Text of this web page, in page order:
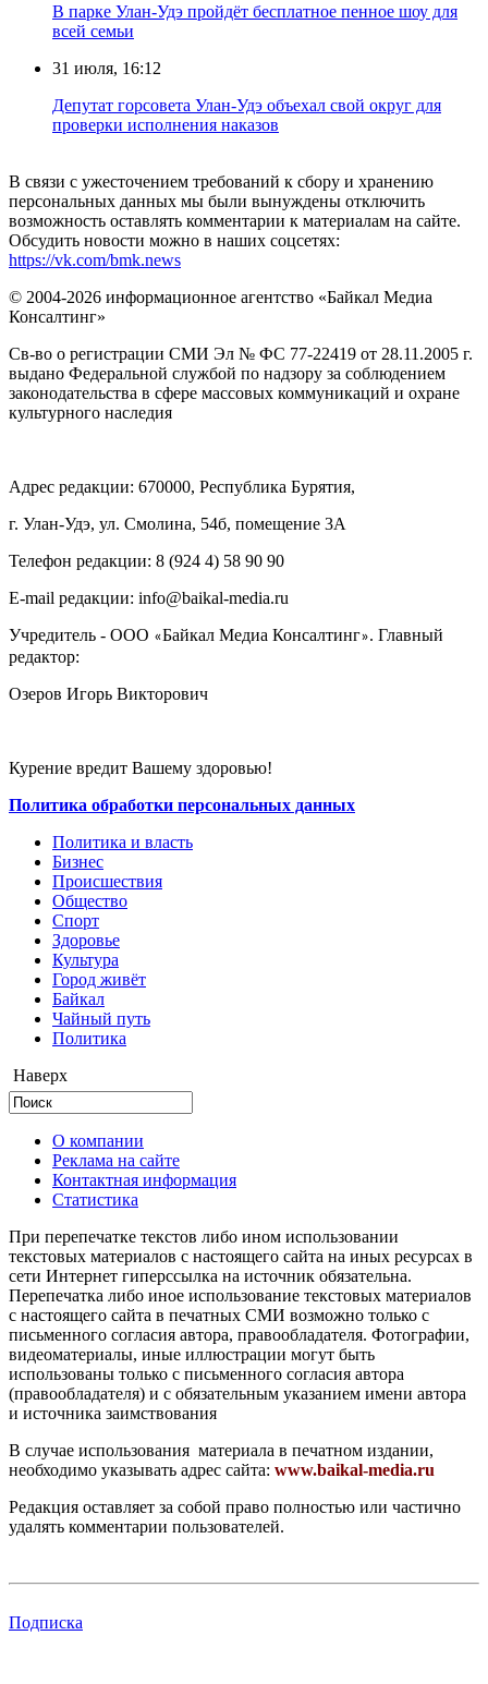
В парке Улан-Удэ пройдёт бесплатное пенное шоу для
всей семьи
31 июля, 16:12
Депутат горсовета Улан-Удэ объехал свой округ для
проверки исполнения наказов
В связи с ужесточением требований к сбору и хранению
персональных данных мы были вынуждены отключить
возможность оставлять комментарии к материалам на сайте.
Обсудить новости можно в наших соцсетях:
https://vk.com/bmk.news
© 2004-2026 информационное агентство «Байкал Медиа
Консалтинг»
Св-во о регистрации СМИ Эл № ФС 77-22419 от 28.11.2005 г.
выдано Федеральной службой по надзору за соблюдением
законодательства в сфере массовых коммуникаций и охране
культурного наследия
Адрес редакции: 670000, Республика Бурятия,
г. Улан-Удэ, ул. Смолина, 54б, помещение 3А
Телефон редакции: ‎‎8 (924 4) 58 90 90
E-mail редакции: info@baikal-media.ru
Учредитель - ООО «Байкал Медиа Консалтинг». Главный
редактор:
Озеров Игорь Викторович
Курение вредит Вашему здоровью!
Политика обработки персональных данных
Политика и власть
Бизнес
Происшествия
Общество
Cпорт
Здоровье
Культура
Город живёт
Байкал
Чайный путь
Политика
Наверх
О компании
Реклама на сайте
Контактная информация
Статистика
При перепечатке текстов либо ином использовании
текстовых материалов с настоящего сайта на иных ресурсах в
сети Интернет гиперссылка на источник обязательна.
Перепечатка либо иное использование текстовых материалов
с настоящего сайта в печатных СМИ возможно только с
письменного согласия автора, правообладателя. Фотографии,
видеоматериалы, иные иллюстрации могут быть
использованы только с письменного согласия автора
(правообладателя) и с обязательным указанием имени автора
и источника заимствования
В случае использования материала в печатном издании,
необходимо указывать адрес сайта: www.baikal-media.ru
Редакция оставляет за собой право полностью или частично
удалять комментарии пользователей.
Подписка